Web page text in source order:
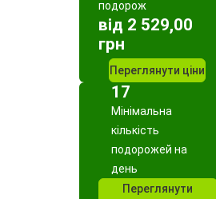
подорож
від 2 529,00
грн
Переглянути ціни
17
Мінімальна
кількість
подорожей на
день
Переглянути